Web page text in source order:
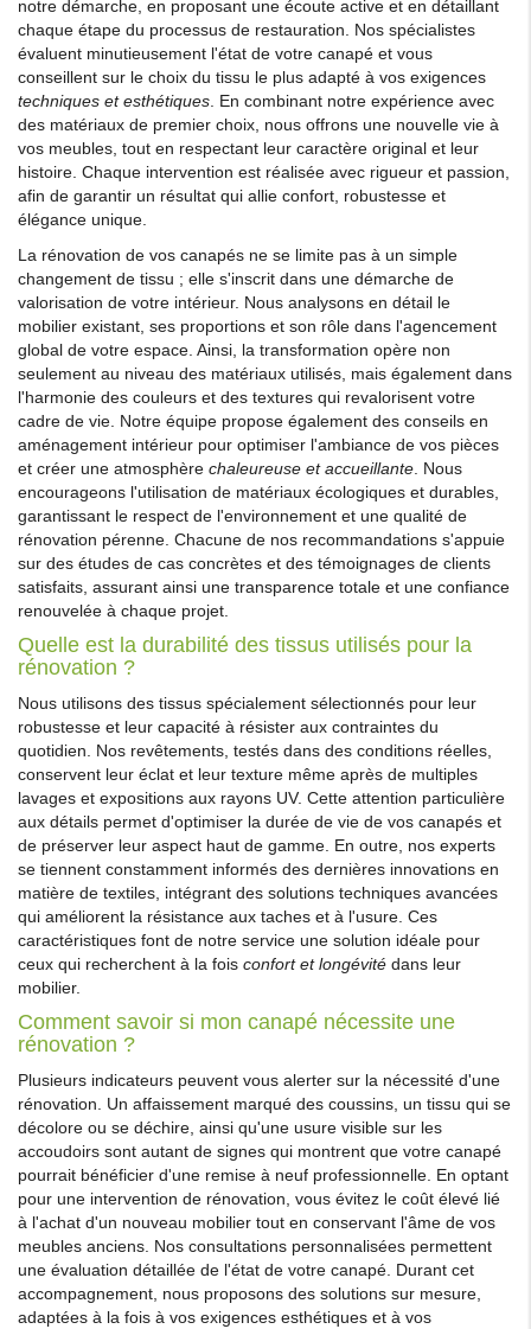
notre démarche, en proposant une écoute active et en détaillant
chaque étape du processus de restauration. Nos spécialistes
évaluent minutieusement l'état de votre canapé et vous
conseillent sur le choix du tissu le plus adapté à vos exigences
techniques et esthétiques. En combinant notre expérience avec
des matériaux de premier choix, nous offrons une nouvelle vie à
vos meubles, tout en respectant leur caractère original et leur
histoire. Chaque intervention est réalisée avec rigueur et passion,
afin de garantir un résultat qui allie confort, robustesse et
élégance unique.
La rénovation de vos canapés ne se limite pas à un simple
changement de tissu ; elle s'inscrit dans une démarche de
valorisation de votre intérieur. Nous analysons en détail le
mobilier existant, ses proportions et son rôle dans l'agencement
global de votre espace. Ainsi, la transformation opère non
seulement au niveau des matériaux utilisés, mais également dans
l'harmonie des couleurs et des textures qui revalorisent votre
cadre de vie. Notre équipe propose également des conseils en
aménagement intérieur pour optimiser l'ambiance de vos pièces
et créer une atmosphère chaleureuse et accueillante. Nous
encourageons l'utilisation de matériaux écologiques et durables,
garantissant le respect de l'environnement et une qualité de
rénovation pérenne. Chacune de nos recommandations s'appuie
sur des études de cas concrètes et des témoignages de clients
satisfaits, assurant ainsi une transparence totale et une confiance
renouvelée à chaque projet.
Quelle est la durabilité des tissus utilisés pour la
rénovation ?
Nous utilisons des tissus spécialement sélectionnés pour leur
robustesse et leur capacité à résister aux contraintes du
quotidien. Nos revêtements, testés dans des conditions réelles,
conservent leur éclat et leur texture même après de multiples
lavages et expositions aux rayons UV. Cette attention particulière
aux détails permet d'optimiser la durée de vie de vos canapés et
de préserver leur aspect haut de gamme. En outre, nos experts
se tiennent constamment informés des dernières innovations en
matière de textiles, intégrant des solutions techniques avancées
qui améliorent la résistance aux taches et à l'usure. Ces
caractéristiques font de notre service une solution idéale pour
ceux qui recherchent à la fois confort et longévité dans leur
mobilier.
Comment savoir si mon canapé nécessite une
rénovation ?
Plusieurs indicateurs peuvent vous alerter sur la nécessité d'une
rénovation. Un affaissement marqué des coussins, un tissu qui se
décolore ou se déchire, ainsi qu'une usure visible sur les
accoudoirs sont autant de signes qui montrent que votre canapé
pourrait bénéficier d'une remise à neuf professionnelle. En optant
pour une intervention de rénovation, vous évitez le coût élevé lié
à l'achat d'un nouveau mobilier tout en conservant l'âme de vos
meubles anciens. Nos consultations personnalisées permettent
une évaluation détaillée de l'état de votre canapé. Durant cet
accompagnement, nous proposons des solutions sur mesure,
adaptées à la fois à vos exigences esthétiques et à vos